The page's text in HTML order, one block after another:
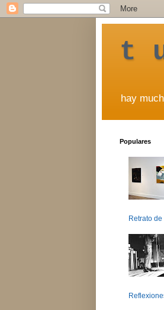
t
hay
Populares
Retrato